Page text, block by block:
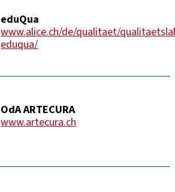
eduQua
www.alice.ch/de/qualitaet/
eduqua/
OdA ARTECURA
www.artecura.ch